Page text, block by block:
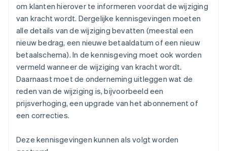
om klanten hierover te informeren voordat de wijziging
van kracht wordt. Dergelijke kennisgevingen moeten
alle details van de wijziging bevatten (meestal een
nieuw bedrag, een nieuwe betaaldatum of een nieuw
betaalschema). In de kennisgeving moet ook worden
vermeld wanneer de wijziging van kracht wordt.
Daarnaast moet de onderneming uitleggen wat de
reden van de wijziging is, bijvoorbeeld een
prijsverhoging, een upgrade van het abonnement of
een correcties.
Deze kennisgevingen kunnen als volgt worden